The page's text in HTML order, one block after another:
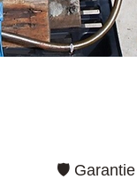
🛡️ Garantie